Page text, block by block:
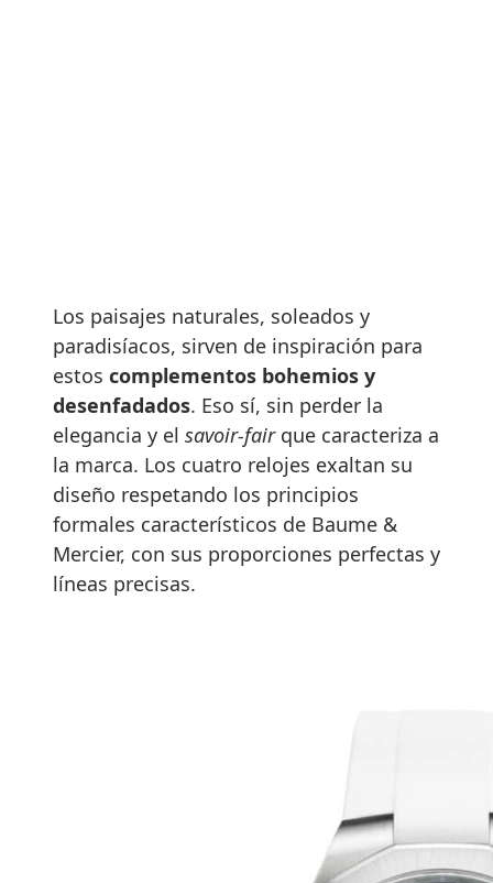
Los paisajes naturales, soleados y
paradisíacos, sirven de inspiración para
estos complementos bohemios y
desenfadados. Eso sí, sin perder la
elegancia y el savoir-fairque caracteriza a
la marca. Los cuatro relojes exaltan su
diseño respetando los principios
formales característicos de Baume &
Mercier, con sus proporciones perfectas y
líneas precisas.